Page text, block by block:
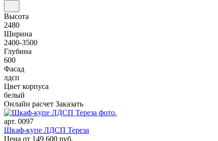
Высота
2480
Ширина
2400-3500
Глубина
600
Фасад
лдсп
Цвет корпуса
белый
Онлайн расчет Заказать
арт. 0097
Шкаф-купе ЛДСП Тереза
Цена от 149 600 руб.